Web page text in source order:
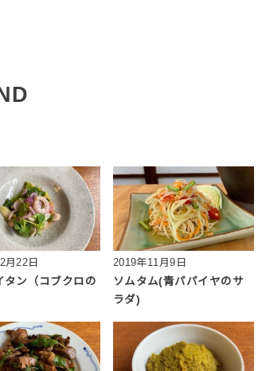
月22日
タン（コブクロの
2019年11月9日
ソムタム(青パパイヤのサ
ラダ)